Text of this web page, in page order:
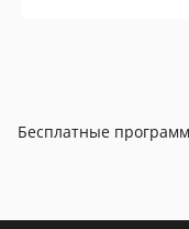
Бесплатные